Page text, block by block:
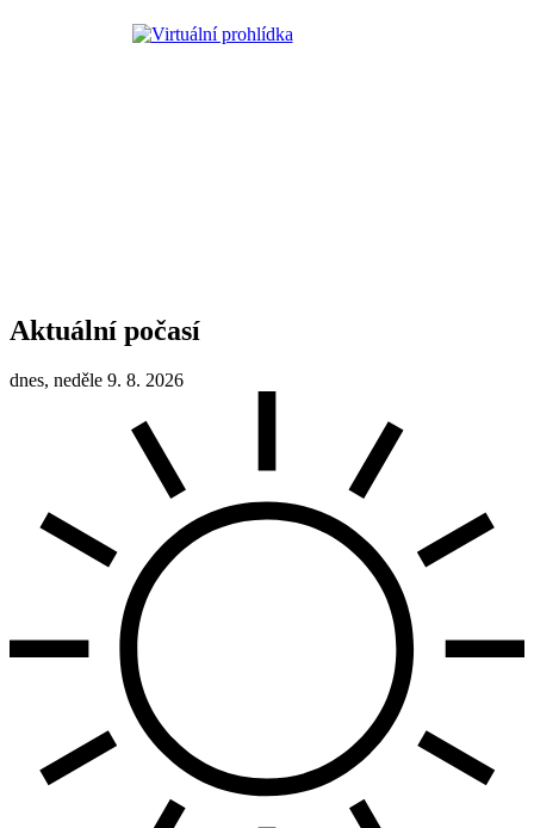
Aktuální počasí
dnes, neděle 9. 8. 2026